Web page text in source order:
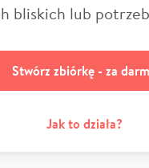
bliskich lub
Stwórz zbiórkę - za
Jak to działa?